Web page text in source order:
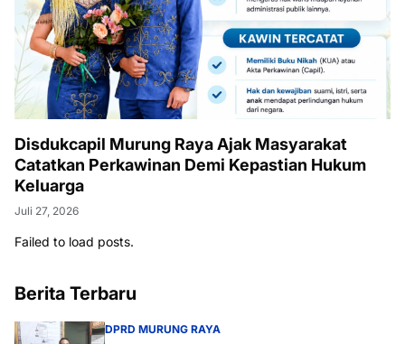
Disdukcapil Murung Raya Ajak Masyarakat
Catatkan Perkawinan Demi Kepastian Hukum
Keluarga
Juli 27, 2026
Failed to load posts.
Berita Terbaru
DPRD MURUNG RAYA